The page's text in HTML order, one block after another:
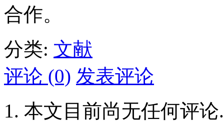
合作。
分类: 文献
评论 (0) 发表评论
本文目前尚无任何评论.